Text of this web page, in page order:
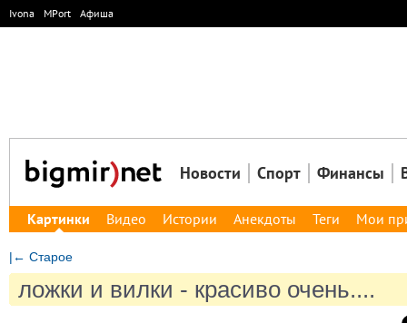
Ivona MPort Афиша
Новости Спорт Финансы
Картинки Видео Истории Анекдоты Теги Мои
|← Старое
ложки и вилки - красиво очень....